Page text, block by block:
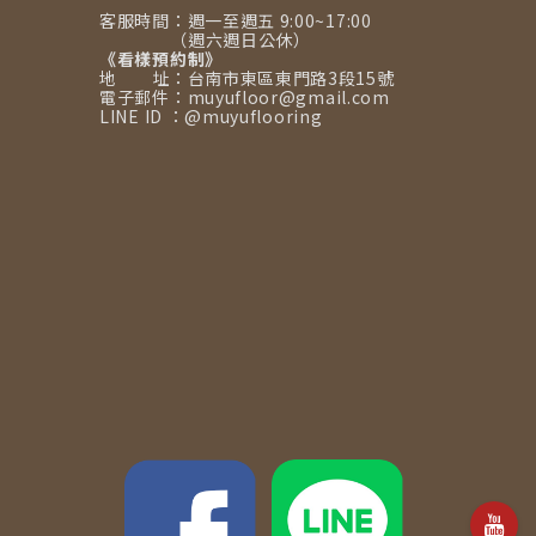
客服時間：週一至週五 9:00~17:00
（週六週日公休）
《看樣預約制》
地 址：台南市東區東門路3段15號
電子郵件：muyufloor@gmail.com
LINE ID ：@muyuflooring